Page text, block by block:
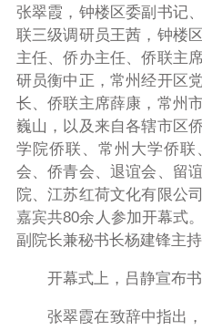
张翠霞，钟楼区委副书记
联三级调研员王茜，钟楼
主任、侨办主任、侨联主
研员衡中正，常州经开区
长、侨联主席薛康，常州
巍山，以及来自各辖市区
学院侨联、常州大学侨
会、侨青会、退谊会、留
院、江苏红荷文化有限公
嘉宾共80余人参加开幕式
副院长兼秘书长杨建锋主持
开幕式上，吕静宣布书
张翠霞在致辞中指出，